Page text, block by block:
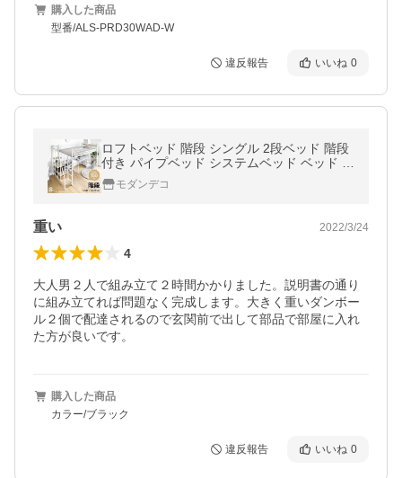
購入した商品
型番/ALS-PRD30WAD-W
違反報告 いいね 0
ロフトベッド 階段 シングル 2段ベッド 階段
付き パイプベッド システムベッド ベッド ベ
ッドフレーム おしゃれ
モダンデコ
重い 2022/3/24
4
大人男２人で組み立て２時間かかりました。説明書の通り
に組み立てれば問題なく完成します。大きく重いダンボー
ル２個で配達されるので玄関前で出して部品で部屋に入れ
た方が良いです。
購入した商品
カラー/ブラック
違反報告 いいね 0